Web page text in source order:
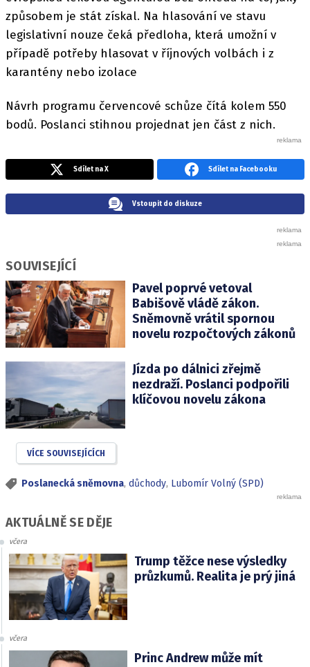
způsobem je stát získal. Na hlasování ve stavu
legislativní nouze čeká předloha, která umožní v
případě potřeby hlasovat v říjnových volbách i z
karantény nebo izolace
Návrh programu červencové schůze čítá kolem 550
bodů. Poslanci stihnou projednat jen část z nich.
Sdílet na X Sdílet na Facebooku
Vstoupit do diskuze
SOUVISEJÍCÍ
Pavel poprvé vetoval
Babišově vládě zákon.
Sněmovně vrátil spornou
novelu rozpočtových zákonů
Jízda po dálnici zřejmě
nezdraží. Poslanci podpořili
klíčovou novelu zákona
VÍCE SOUVISEJÍCÍCH
Poslanecká sněmovna, důchody, Lubomír Volný (SPD)
AKTUÁLNĚ SE DĚJE
včera
Trump těžce nese výsledky
průzkumů. Realita je prý jiná
včera
Princ Andrew může mít